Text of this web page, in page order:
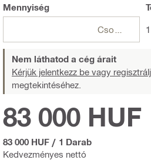
Mennyiség
1
Nem láthatod a cég árait
Kérjük jelentkezz be vagy regisztrálj
megtekintéséhez.
Kedvezményes nettó
83 000 HUF
83 000 HUF / 1 Darab